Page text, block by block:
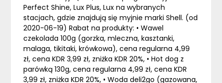
Perfect Shine, Lux Plus, Lux na wybranych
stacjach, gdzie znajdują się myjnie marki Shell. (od
2020-06-19) Rabat na produkty: • Wawel
czekolada 100g (gorzka, mleczna, kasztanki,
malaga, tikitaki, krówkowa), cena regularna 4,99
zł, cena KDR 3,99 zł, zniżka KDR 20%, • Hot dog z
parówką 130g, cena regularna 4,99 zł, cena KDR
3,99 zł, zniżka KDR 20%, • Woda deli2go (gazowana,